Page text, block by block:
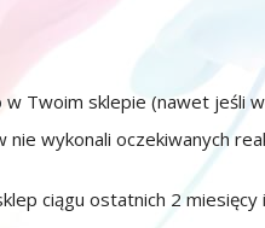
Twoim sklepie (nawet jeśli
wykonali oczekiwanych
ciągu ostatnich 2 miesięcy